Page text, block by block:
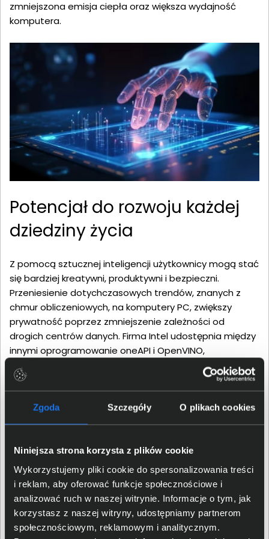
Zgoda Szczegóły O plikach cookies
Niniejsza strona korzysta z plików cookie
Wykorzystujemy pliki cookie do spersonalizowania treści
i reklam, aby oferować funkcje społecznościowe i
analizować ruch w naszej witrynie. Informacje o tym, jak
korzystasz z naszej witryny, udostępniamy partnerom
społecznościowym, reklamowym i analitycznym.
zmniejszona emisja ciepła oraz większa wydajność
komputera.
Potencjał do rozwoju każdej
dziedziny życia
Z pomocą sztucznej inteligencji użytkownicy mogą stać
się bardziej kreatywni, produktywni i bezpieczni.
Przeniesienie dotychczasowych trendów, znanych z
chmur obliczeniowych, na komputery PC, zwiększy
prywatność poprzez zmniejszenie zależności od
drogich centrów danych. Firma Intel udostępnia między
innymi oprogramowanie oneAPI i OpenVINO,
dedykowane stacje robocze i szkolenia, aby
deweloperzy mogli lepiej wykorzystać SI. Pozwoli im to
stworzyć oprogramowanie jeszcze lepiej wspierające
ich użytkowników w codziennych obowiązkach, ale i nie
tylko. Trend ten zakorzenia się także w gamingu, co
rozwiązań, ale również nowe ekscytujące możliwości.